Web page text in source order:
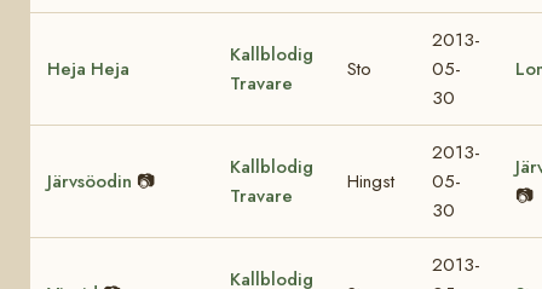
Heja Heja
Kallblodig
Travare
Sto
2013-
05-
30
Järvsöodin 📷
Kallblodig
Travare
Hingst
2013-
05-
30
📷
Kallblodig
2013-